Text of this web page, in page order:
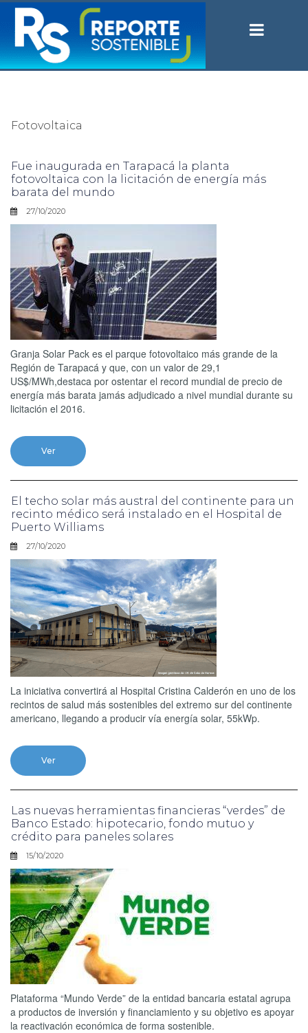
Fotovoltaica
Fue inaugurada en Tarapacá la planta
fotovoltaica con la licitación de energía más
barata del mundo
27/10/2020
Granja Solar Pack es el parque fotovoltaico más grande de la
Región de Tarapacá y que, con un valor de 29,1
US$/MWh,destaca por ostentar el record mundial de precio de
energía más barata jamás adjudicado a nivel mundial durante su
licitación el 2016.
Ver
El techo solar más austral del continente para un
recinto médico será instalado en el Hospital de
Puerto Williams
27/10/2020
La iniciativa convertirá al Hospital Cristina Calderón en uno de los
recintos de salud más sostenibles del extremo sur del continente
americano, llegando a producir vía energía solar, 55kWp.
Ver
Las nuevas herramientas financieras “verdes” de
Banco Estado: hipotecario, fondo mutuo y
crédito para paneles solares
15/10/2020
Plataforma “Mundo Verde” de la entidad bancaria estatal agrupa
a productos de inversión y financiamiento y su objetivo es apoyar
la reactivación económica de forma sostenible.